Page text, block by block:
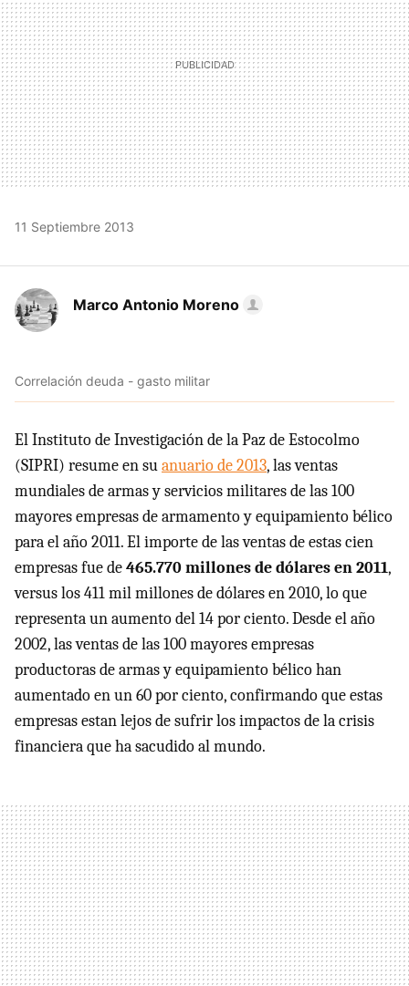
11 Septiembre 2013
Marco Antonio Moreno
Correlación deuda - gasto militar
El Instituto de Investigación de la Paz de Estocolmo
(SIPRI) resume en suanuario de 2013, las ventas
mundiales de armas y servicios militares de las 100
mayores empresas de armamento y equipamiento bélico
para el año 2011. El importe de las ventas de estas cien
empresas fue de465.770 millones de dólares en 2011,
versus los 411 mil millones de dólares en 2010, lo que
representa un aumento del 14 por ciento. Desde el año
2002, las ventas de las 100 mayores empresas
productoras de armas y equipamiento bélico han
aumentado en un 60 por ciento, confirmando que estas
empresas estan lejos de sufrir los impactos de la crisis
financiera que ha sacudido al mundo.